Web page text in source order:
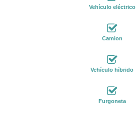
Vehículo eléctrico
Camion
Vehículo híbrido
Furgoneta